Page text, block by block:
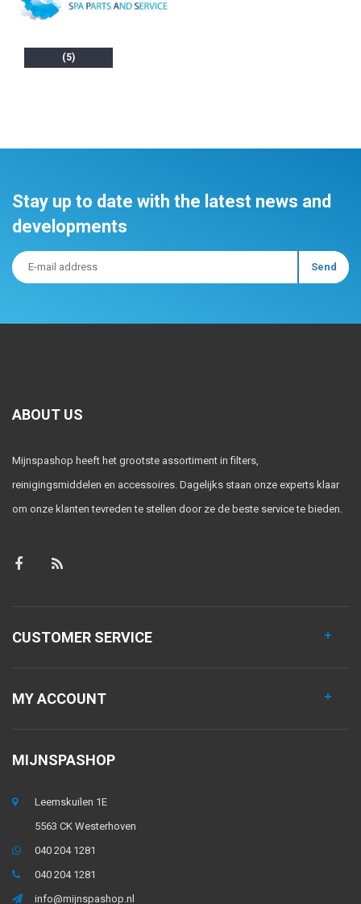
(5)
Stay up to date with the latest news and
developments
ABOUT US
Mijnspashop heeft het grootste assortiment in filters,
reinigingsmiddelen en accessoires. Dagelijks staan onze experts klaar
om onze klanten tevreden te stellen door ze de beste service te bieden.
CUSTOMER SERVICE
MY ACCOUNT
MIJNSPASHOP
Leemskuilen 1E
5563 CK Westerhoven
040 204 1281
040 204 1281
info@mijnspashop.nl